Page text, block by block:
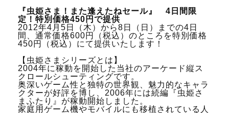
『虫姫さま！また逢えたねセール』 4日間限
定！特別価格450円で提供
2012年4月5日（木）から8日（日）までの4日
間、通常価格600円（税込）のところを特別価格
450円（税込）にて提供いたします！
【虫姫さまシリーズとは】
2004年に稼動を開始した当社のアーケード縦ス
クロールシューティングです。
奥深いゲーム性と独特の世界観、魅力的なキャラ
クターが好評を博し、2006年には続編『虫姫さ
まふたり』が稼動開始しました。
家庭用ゲーム機やモバイルにも移植されている人